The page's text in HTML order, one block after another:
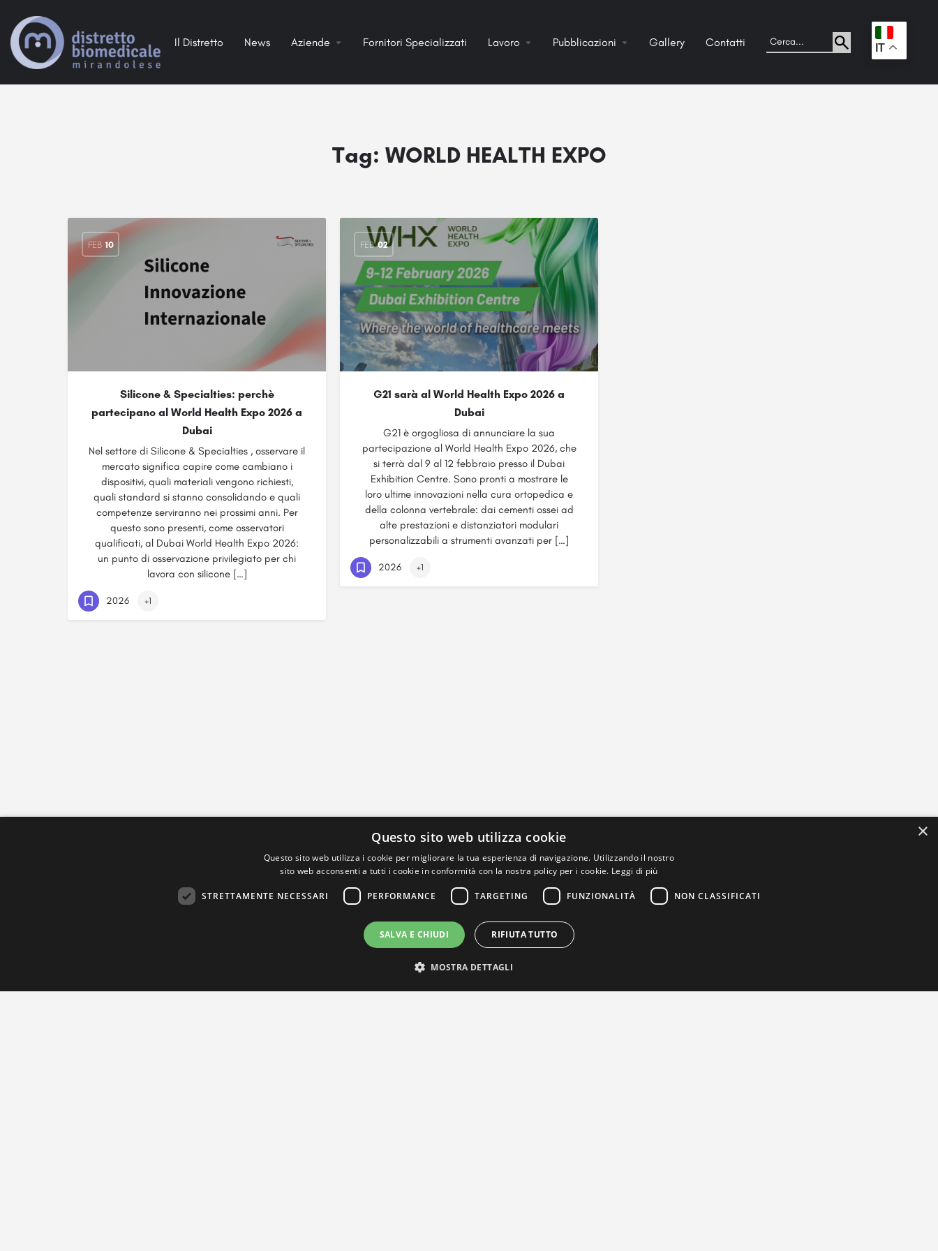
Il Distretto News Aziende Fornitori Specializzati Lavoro Pubblicazioni Gallery Contatti . IT
Tag: WORLD HEALTH EXPO
FEB 10
Silicone & Specialties: perchè
partecipano al World Health Expo 2026 a
Dubai
Nel settore di Silicone & Specialties , osservare il
mercato significa capire come cambiano i
dispositivi, quali materiali vengono richiesti,
quali standard si stanno consolidando e quali
competenze serviranno nei prossimi anni. Per
questo sono presenti, come osservatori
qualificati, al Dubai World Health Expo 2026:
un punto di osservazione privilegiato per chi
lavora con silicone […]
2026 +1
FEB 02
G21 sarà al World Health Expo 2026 a
Dubai
G21 è orgogliosa di annunciare la sua
partecipazione al World Health Expo 2026, che
si terrà dal 9 al 12 febbraio presso il Dubai
Exhibition Centre. Sono pronti a mostrare le
loro ultime innovazioni nella cura ortopedica e
della colonna vertebrale: dai cementi ossei ad
alte prestazioni e distanziatori modulari
personalizzabili a strumenti avanzati per […]
2026 +1
×
Questo sito web utilizza cookie
Questo sito web utilizza i cookie per migliorare la tua esperienza di navigazione. Utilizzando il nostro
sito web acconsenti a tutti i cookie in conformità con la nostra policy per i cookie. Leggi di più
STRETTAMENTE NECESSARI PERFORMANCE TARGETING FUNZIONALITÀ NON CLASSIFICATI
SALVA E CHIUDI RIFIUTA TUTTO
MOSTRA DETTAGLI